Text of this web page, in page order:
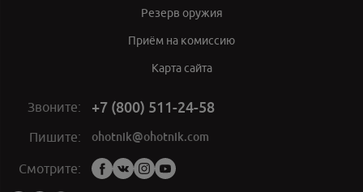
Резерв оружия
Приём на комиссию
Карта сайта
Звоните: +7 (800) 511-24-58
Пишите: ohotnik@ohotnik.com
Смотрите:
Мы
в